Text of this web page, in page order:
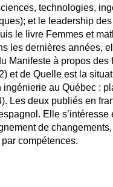
technologies,
et le leadership
le livre Femmes et
les dernières années,
Manifeste à propos des
et de Quelle est la
ingénierie au Québec :
Les deux publiés en
Elle s’intéresse
de
compétences.